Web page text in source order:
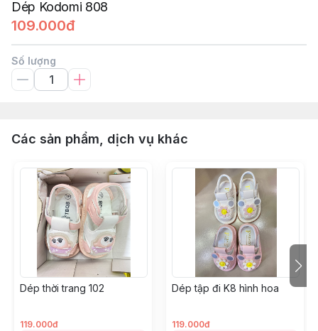
Dép Kodomi 808
109.000đ
Số lượng
Các sản phẩm, dịch vụ khác
Dép thời trang 102
119.000đ
Dép tập đi K8 hình hoa
119.000đ